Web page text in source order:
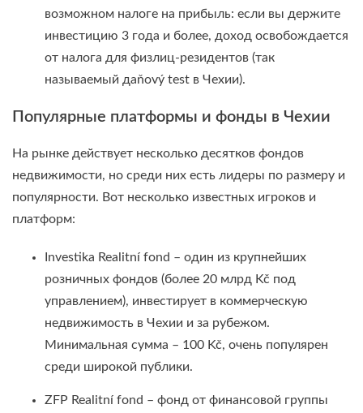
возможном налоге на прибыль: если вы держите
инвестицию 3 года и более, доход освобождается
от налога для физлиц-резидентов (так
называемый даňový test в Чехии).
Популярные платформы и фонды в Чехии
На рынке действует несколько десятков фондов
недвижимости, но среди них есть лидеры по размеру и
популярности. Вот несколько известных игроков и
платформ:
Investika Realitní fond – один из крупнейших
розничных фондов (более 20 млрд Kč под
управлением), инвестирует в коммерческую
недвижимость в Чехии и за рубежом.
Минимальная сумма – 100 Kč, очень популярен
среди широкой публики.
ZFP Realitní fond – фонд от финансовой группы